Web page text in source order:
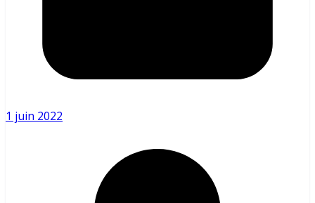
1 juin 2022